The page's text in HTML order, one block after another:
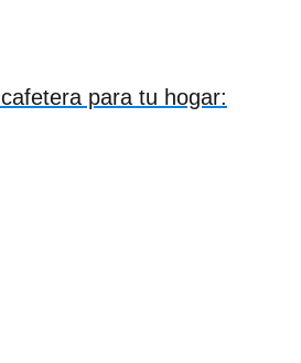
para tu hogar: